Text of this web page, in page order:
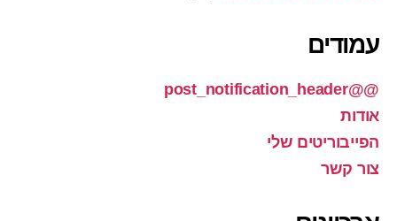
עמודים
@@post_notification_header
אודות
הפייבוריטים שלי
צור קשר